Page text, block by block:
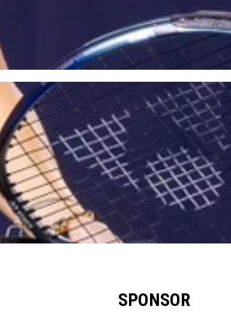
SPONSOR